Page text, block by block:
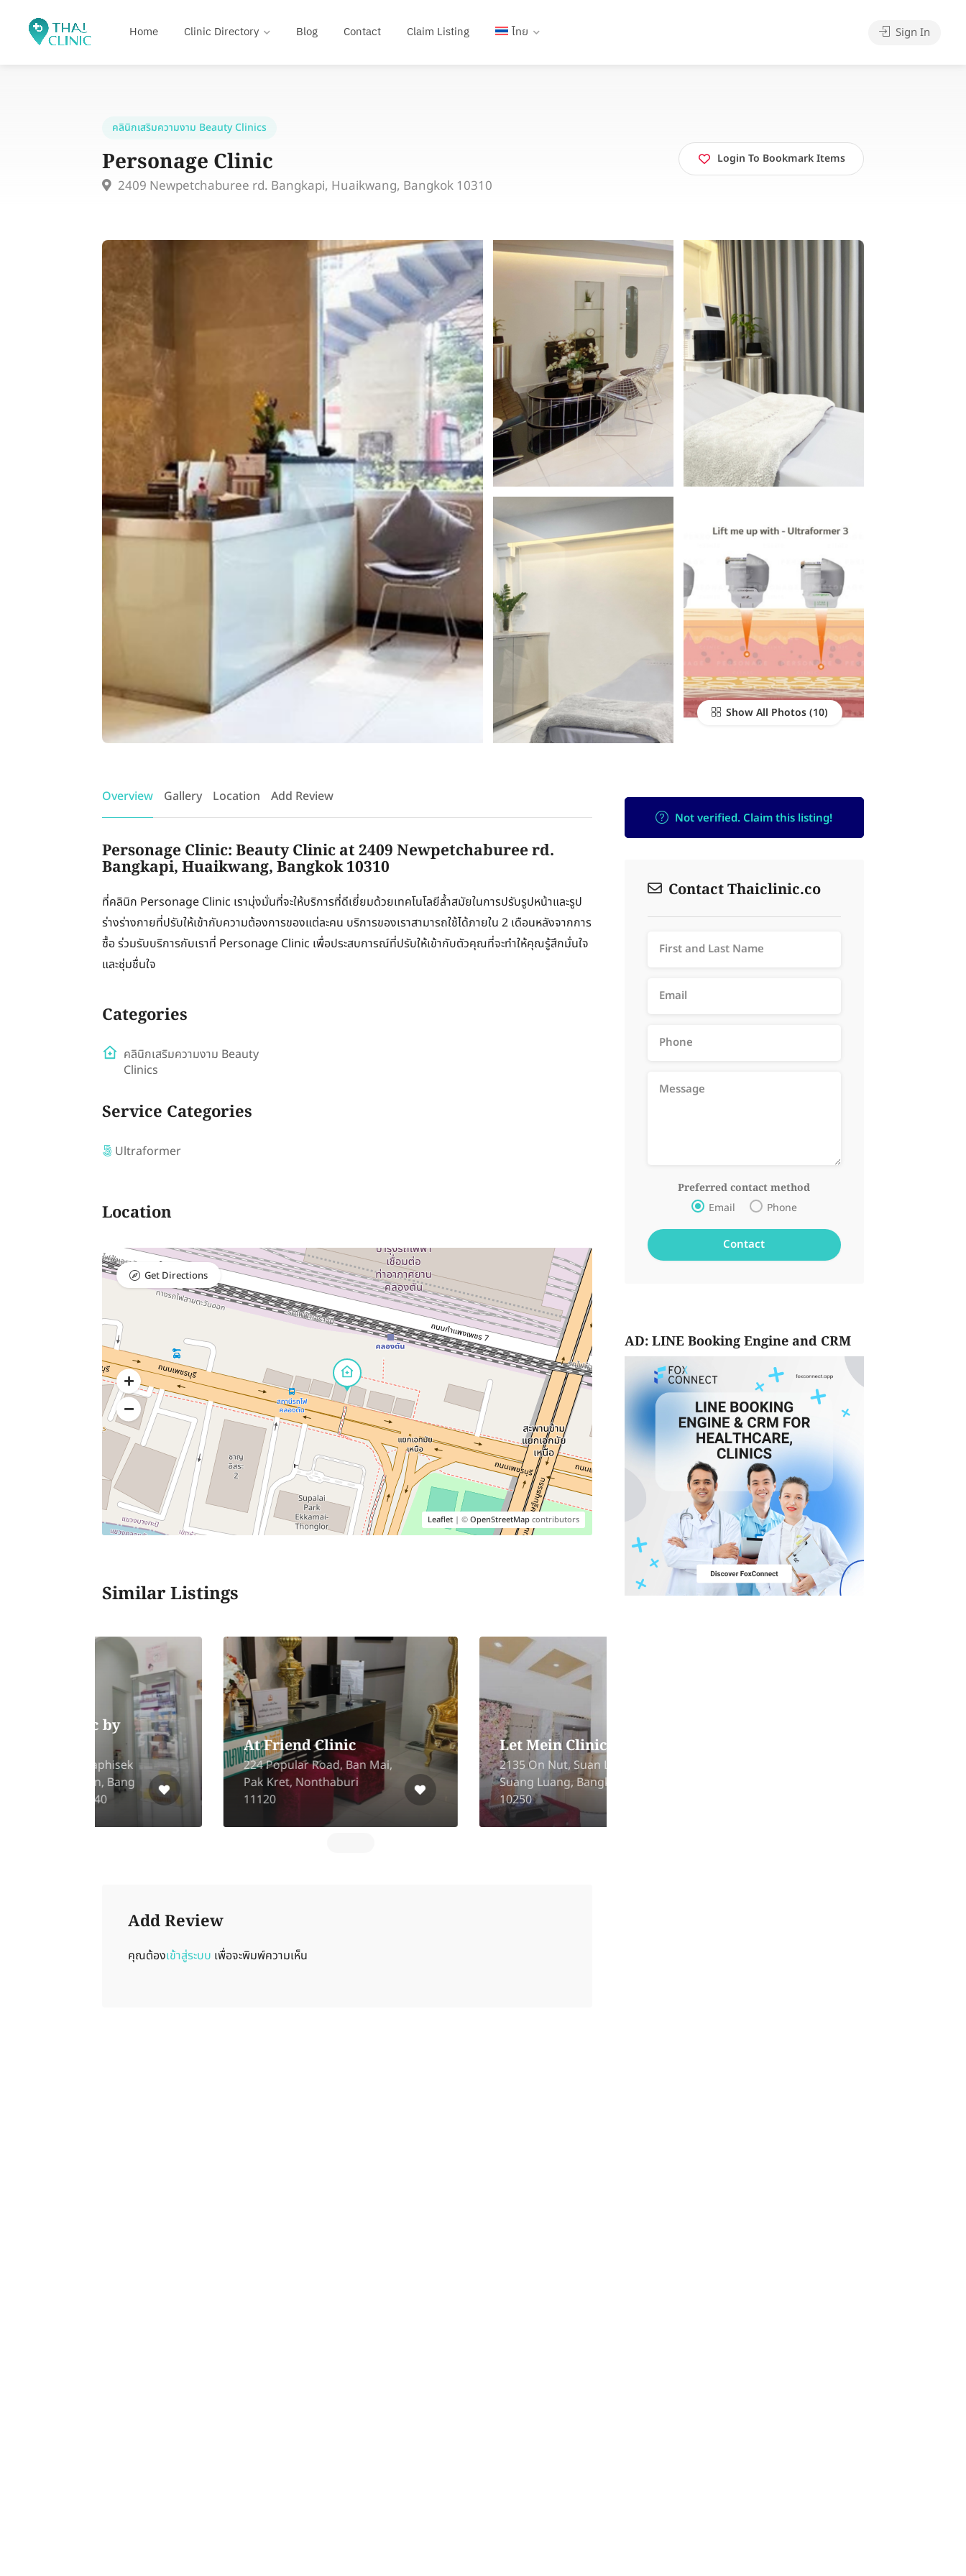
Home Clinic Directory Blog Contact Claim Listing ไทย Sign In
คลินิกเสริมความงาม Beauty Clinics
Personage Clinic
2409 Newpetchaburee rd. Bangkapi, Huaikwang, Bangkok 10310
Login To Bookmark Items
Show All Photos
Overview Gallery Location Add Review
Personage Clinic: Beauty Clinic at 2409 Newpetchaburee rd.
Bangkapi, Huaikwang, Bangkok 10310
ที่คลินิก Personage Clinic เรามุ่งมั่นที่จะให้บริการที่ดีเยี่ยมด้วยเทคโนโลยีล้ำสมัยในการปรับรูปหน้าและรูป
ร่างร่างกายที่ปรับให้เข้ากับความต้องการของแต่ละคน บริการของเราสามารถใช้ได้ภายใน 2 เดือนหลังจากการ
ซื้อ ร่วมรับบริการกับเราที่ Personage Clinic เพื่อประสบการณ์ที่ปรับให้เข้ากับตัวคุณที่จะทำให้คุณรู้สึกมั่นใจ
และชุ่มชื่นใจ
Categories
คลินิกเสริมความงาม Beauty
Clinics
Service Categories
Ultraformer
Location
Leaflet| ©OpenStreetMapcontributors
Get Directions
Similar Listings
Let Mein Clinic
2135 On Nut, Suan Luang,
Suang Luang, Bangkok
10250
Pruksa Clinic (The
Scene Town in Town
Branch)
No. 1323, 2nd floor, Room
A, 219 Soi Ladprao 94
(Panjamit), Phlapphla,
Wang Thonglang, Bangkok
10310
Add Review
คุณต้องเข้าสู่ระบบ เพื่อจะพิมพ์ความเห็น
Not verified. Claim this listing!
Contact Thaiclinic.co
Preferred contact method
Email Phone
AD: LINE Booking Engine and CRM